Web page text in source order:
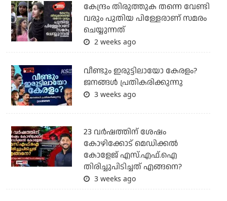
കേന്ദ്രം തിരുത്തുക തന്നെ വേണ്ടി
വരും പുതിയ പിള്ളേരാണ് സമരം
ചെയ്യുന്നത്
2 weeks ago
വീണ്ടും ഇരുട്ടിലായോ കേരളം?
ജനങ്ങൾ പ്രതികരിക്കുന്നു
3 weeks ago
23 വർഷത്തിന് ശേഷം
കോഴിക്കോട് മെഡിക്കൽ
കോളേജ് എസ്.എഫ്.ഐ
തിരിച്ചുപിടിച്ചത് എങ്ങനെ?
3 weeks ago